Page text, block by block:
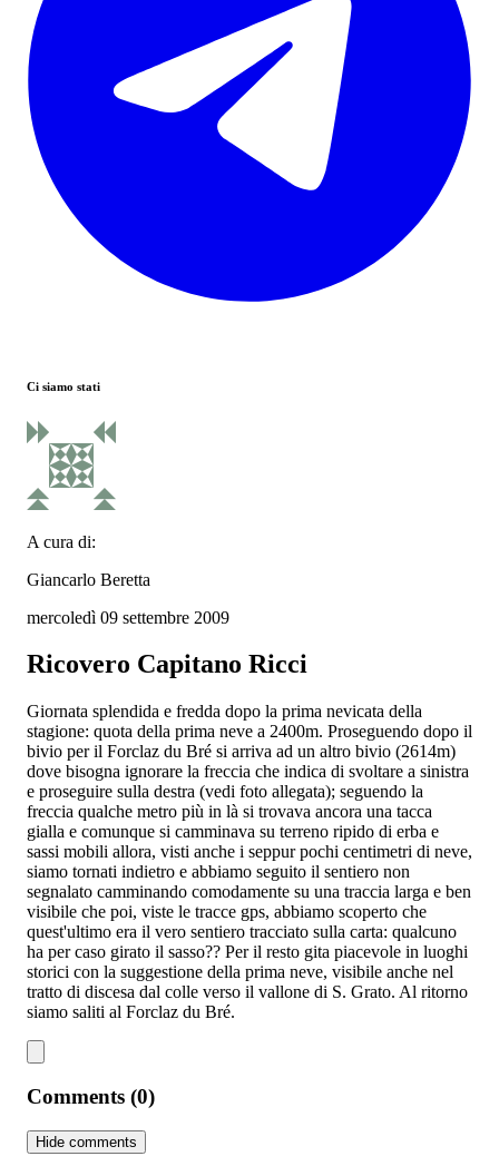
Ci siamo stati
A cura di:
Giancarlo Beretta
mercoledì 09 settembre 2009
Ricovero Capitano Ricci
Giornata splendida e fredda dopo la prima nevicata della
stagione: quota della prima neve a 2400m. Proseguendo dopo il
bivio per il Forclaz du Bré si arriva ad un altro bivio (2614m)
dove bisogna ignorare la freccia che indica di svoltare a sinistra
e proseguire sulla destra (vedi foto allegata); seguendo la
freccia qualche metro più in là si trovava ancora una tacca
gialla e comunque si camminava su terreno ripido di erba e
sassi mobili allora, visti anche i seppur pochi centimetri di neve,
siamo tornati indietro e abbiamo seguito il sentiero non
segnalato camminando comodamente su una traccia larga e ben
visibile che poi, viste le tracce gps, abbiamo scoperto che
quest'ultimo era il vero sentiero tracciato sulla carta: qualcuno
ha per caso girato il sasso?? Per il resto gita piacevole in luoghi
storici con la suggestione della prima neve, visibile anche nel
tratto di discesa dal colle verso il vallone di S. Grato. Al ritorno
siamo saliti al Forclaz du Bré.
Comments (0)
Hide comments